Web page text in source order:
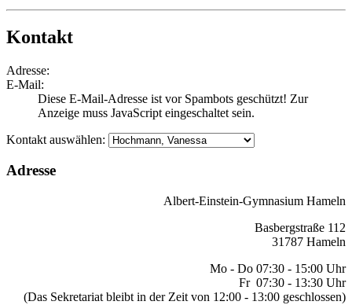
Kontakt
Adresse:
E-Mail:
Diese E-Mail-Adresse ist vor Spambots geschützt! Zur
Anzeige muss JavaScript eingeschaltet sein.
Kontakt auswählen:
Adresse
Albert-Einstein-Gymnasium Hameln
Basbergstraße 112
31787 Hameln
Mo - Do 07:30 - 15:00 Uhr
Fr 07:30 - 13:30 Uhr
(Das Sekretariat bleibt in der Zeit von 12:00 - 13:00 geschlossen)